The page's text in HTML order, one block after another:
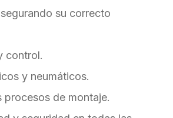
su correcto
control.
y neumáticos.
procesos de montaje.